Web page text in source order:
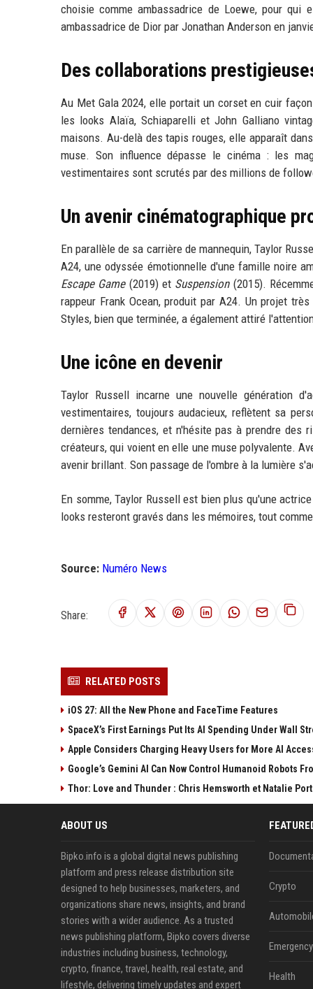
choisie comme ambassadrice de Loewe, pour qui
ambassadrice de Dior par Jonathan Anderson en
Des collaborations
Au Met Gala 2024, elle portait un corset en cuir
les looks Alaïa, Schiaparelli et John Galliano
maisons. Au-delà des tapis rouges, elle apparaît
muse. Son influence dépasse le cinéma : les
vestimentaires sont scrutés par des millions de
Un avenir cinématographique
En parallèle de sa carrière de mannequin, Taylor
A24, une odyssée émotionnelle d'une famille noire
Escape Game(2019) et Suspension(2015).
rappeur Frank Ocean, produit par A24. Un projet
Styles, bien que terminée, a également attiré
Une icône en devenir
Taylor Russell incarne une nouvelle génération
vestimentaires, toujours audacieux, reflètent sa
dernières tendances, et n'hésite pas à prendre
créateurs, qui voient en elle une muse polyvalente.
avenir brillant. Son passage de l'ombre à la lumière
En somme, Taylor Russell est bien plus qu'une
looks resteront gravés dans les mémoires, tout
Source: Numéro News
Share:
RELATED POSTS
iOS 27: All the New Phone and FaceTime Features
SpaceX’s First Earnings Put Its AI Spending Under Wall
Apple Considers Charging Heavy Users for More AI
Google’s Gemini AI Can Now Control Humanoid Robots
Thor: Love and Thunder : Chris Hemsworth et Natalie
ABOUT US
Bipko.info is a global digital news publishing
platform and press release distribution site
designed to help businesses, marketers, and
organizations share news, insights, and brand
stories with a wider audience. As a trusted
news publishing platform, Bipko covers diverse
industries including business, technology,
crypto, finance, travel, health, real estate, and
lifestyle, delivering timely updates and expert
Crypto
Health